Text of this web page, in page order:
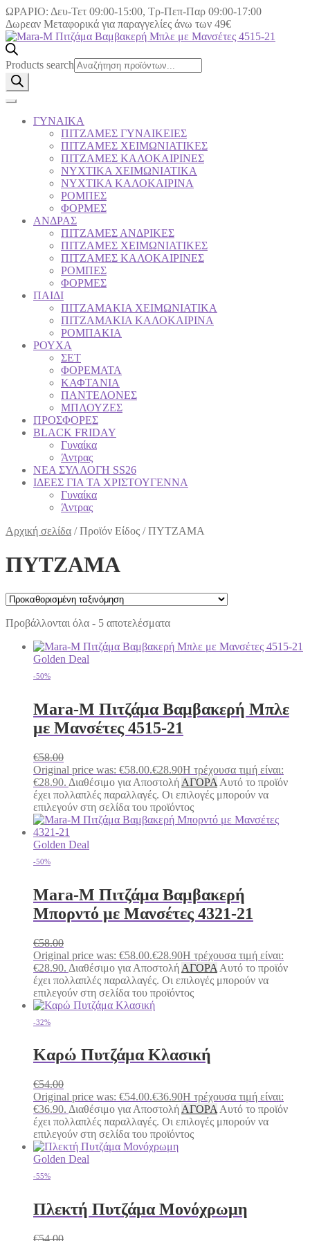
ΩΡΑΡΙΟ: Δευ-Τετ 09:00-15:00, Τρ-Πεπ-Παρ 09:00-17:00
Δωρεαν Μεταφορικά για παραγγελίες άνω των 49€
Products search
ΓΥΝΑΙΚΑ
ΠΙΤΖΑΜΕΣ ΓΥΝΑΙΚΕΙΕΣ
ΠΙΤΖΑΜΕΣ ΧΕΙΜΩΝΙΑΤΙΚΕΣ
ΠΙΤΖΑΜΕΣ KAΛΟΚΑΙΡΙΝΕΣ
ΝΥΧΤΙΚΑ ΧΕΙΜΩΝΙΑΤΙΚΑ
ΝΥΧΤΙΚΑ ΚΑΛΟΚΑΙΡΙΝΑ
ΡΟΜΠΕΣ
ΦΟΡΜΕΣ
ΑΝΔΡΑΣ
ΠΙΤΖΑΜΕΣ ΑΝΔΡΙΚΕΣ
ΠΙΤΖΑΜΕΣ ΧΕΙΜΩΝΙΑΤΙΚΕΣ
ΠΙΤΖΑΜΕΣ KAΛΟΚΑΙΡΙΝΕΣ
ΡΟΜΠΕΣ
ΦΟΡΜΕΣ
ΠΑΙΔΙ
ΠΙΤΖΑΜΑΚΙΑ ΧΕΙΜΩΝΙΑΤΙΚΑ
ΠΙΤΖΑΜΑΚΙΑ ΚΑΛΟΚΑΙΡΙΝΑ
ΡΟΜΠΑΚΙΑ
ΡΟΥΧΑ
ΣΕΤ
ΦΟΡΕΜΑΤΑ
ΚΑΦΤΑΝΙΑ
ΠΑΝΤΕΛΟΝΕΣ
ΜΠΛΟΥΖΕΣ
ΠΡΟΣΦΟΡΕΣ
BLACK FRIDAY
Γυναίκα
Άντρας
NEA ΣΥΛΛΟΓΗ SS26
ΙΔΕΕΣ ΓΙΑ ΤΑ ΧΡΙΣΤΟΥΓΕΝΝA
Γυναίκα
Άντρας
Αρχική σελίδα /Προϊόν Είδος /ΠΥΤΖΑΜΑ
ΠΥΤΖΑΜΑ
Προβάλλονται όλα - 5 αποτελέσματα
Golden Deal
-50%
Mara-M Πιτζάμα Βαμβακερή Μπλε
με Μανσέτες 4515-21
€58.00
Original price was: €58.00.€28.90Η τρέχουσα τιμή είναι:
€28.90. Διαθέσιμο για Αποστολή ΑΓΟΡΑ Αυτό το προϊόν
έχει πολλαπλές παραλλαγές. Οι επιλογές μπορούν να
επιλεγούν στη σελίδα του προϊόντος
Golden Deal
-50%
Mara-M Πιτζάμα Βαμβακερή
Μπορντό με Μανσέτες 4321-21
€58.00
Original price was: €58.00.€28.90Η τρέχουσα τιμή είναι:
€28.90. Διαθέσιμο για Αποστολή ΑΓΟΡΑ Αυτό το προϊόν
έχει πολλαπλές παραλλαγές. Οι επιλογές μπορούν να
επιλεγούν στη σελίδα του προϊόντος
-32%
Καρώ Πυτζάμα Κλασική
€54.00
Original price was: €54.00.€36.90Η τρέχουσα τιμή είναι:
€36.90. Διαθέσιμο για Αποστολή ΑΓΟΡΑ Αυτό το προϊόν
έχει πολλαπλές παραλλαγές. Οι επιλογές μπορούν να
επιλεγούν στη σελίδα του προϊόντος
Golden Deal
-55%
Πλεκτή Πυτζάμα Μονόχρωμη